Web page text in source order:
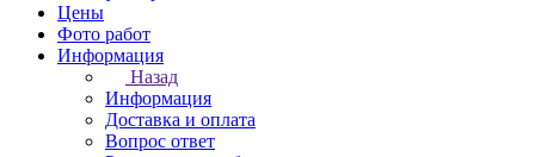
Цены
Фото работ
Информация
Назад
Информация
Доставка и оплата
Вопрос ответ